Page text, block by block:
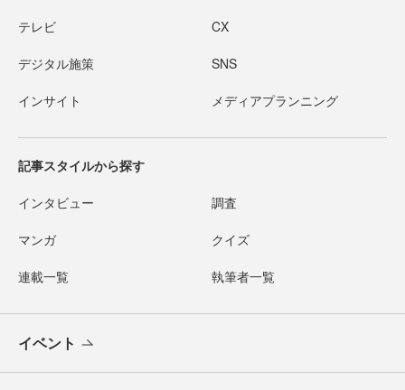
テレビ CX
デジタル施策 SNS
インサイト メディアプランニング
記事スタイルから探す
インタビュー 調査
マンガ クイズ
連載一覧 執筆者一覧
イベント